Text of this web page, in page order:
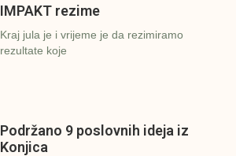
IMPAKT rezime
Kraj jula je i vrijeme je da rezimiramo
rezultate koje
Podržano 9 poslovnih ideja iz
Konjica